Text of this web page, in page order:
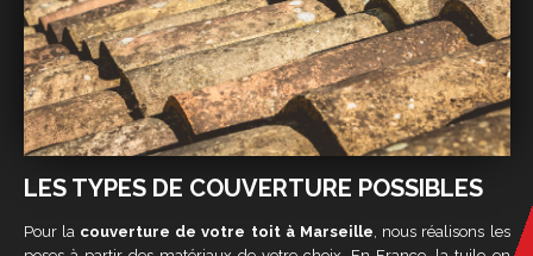
LES TYPES DE COUVERTURE POSSIBLES
Pour la couverture de votre toit à Marseille, nous réalisons les